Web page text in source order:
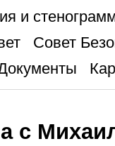
и
Совет
с